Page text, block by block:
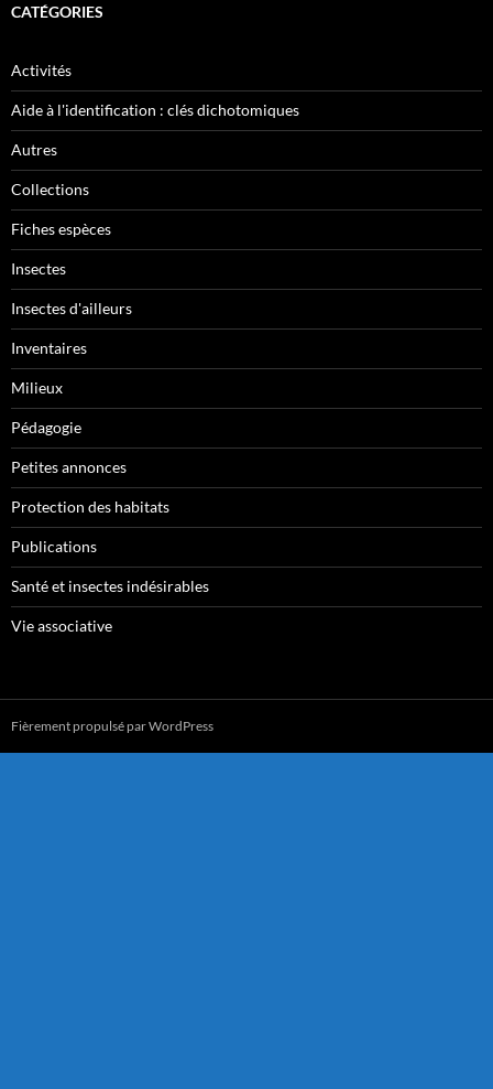
CATÉGORIES
Activités
Aide à l'identification : clés dichotomiques
Autres
Collections
Fiches espèces
Insectes
Insectes d'ailleurs
Inventaires
Milieux
Pédagogie
Petites annonces
Protection des habitats
Publications
Santé et insectes indésirables
Vie associative
Fièrement propulsé par WordPress